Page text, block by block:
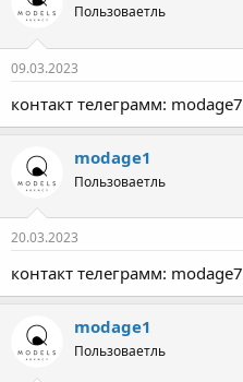
Пользоваетль
09.03.2023
контакт телеграмм: modage7
modage1
Пользоваетль
20.03.2023
контакт телеграмм: modage7
modage1
Пользоваетль